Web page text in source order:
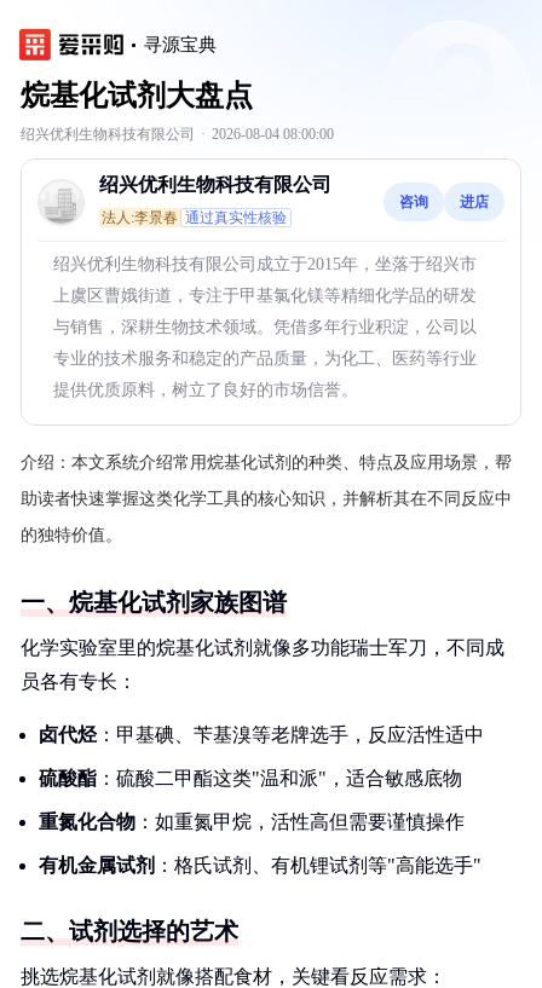
寻源宝典
烷基化试剂大盘点
绍兴优利生物科技有限公司 · 2026-08-04 08:00:00
绍兴优利生物科技有限公司
法人:李景春 通过真实性核验
咨询 进店
绍兴优利生物科技有限公司成立于2015年，坐落于绍兴市
上虞区曹娥街道，专注于甲基氯化镁等精细化学品的研发
与销售，深耕生物技术领域。凭借多年行业积淀，公司以
专业的技术服务和稳定的产品质量，为化工、医药等行业
提供优质原料，树立了良好的市场信誉。
介绍： 本文系统介绍常用烷基化试剂的种类、特点及应用场景，帮
助读者快速掌握这类化学工具的核心知识，并解析其在不同反应中
的独特价值。
一、烷基化试剂家族图谱
化学实验室里的烷基化试剂就像多功能瑞士军刀，不同成
员各有专长：
卤代烃：甲基碘、苄基溴等老牌选手，反应活性适中
硫酸酯 ：硫酸二甲酯这类"温和派"，适合敏感底物
重氮化合物 ：如重氮甲烷，活性高但需要谨慎操作
有机金属试剂 ：格氏试剂、有机锂试剂等"高能选手"
二、试剂选择的艺术
挑选烷基化试剂就像搭配食材，关键看反应需求：